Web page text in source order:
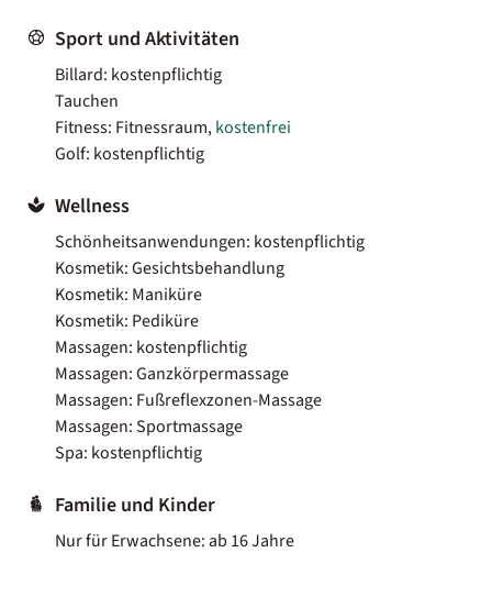
Sport und Aktivitäten
Billard: kostenpflichtig
Tauchen
Fitness: Fitnessraum,kostenfrei
Golf: kostenpflichtig
Wellness
Schönheitsanwendungen: kostenpflichtig
Kosmetik: Gesichtsbehandlung
Kosmetik: Maniküre
Kosmetik: Pediküre
Massagen: kostenpflichtig
Massagen: Ganzkörpermassage
Massagen: Fußreflexzonen-Massage
Massagen: Sportmassage
Spa: kostenpflichtig
Familie und Kinder
Nur für Erwachsene: ab 16 Jahre